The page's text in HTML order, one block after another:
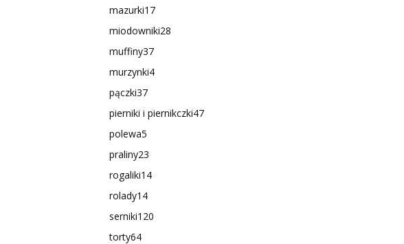
mazurki17
miodowniki28
muffiny37
murzynki4
pączki37
pierniki i piernikczki47
polewa5
praliny23
rogaliki14
rolady14
serniki120
torty64